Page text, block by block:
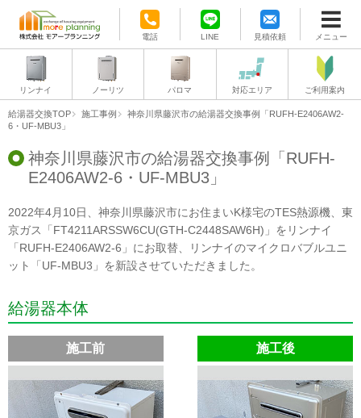
電話 LINE 見積依頼 メニュー
リンナイ ノーリツ パロマ 対応エリア ご利用案内
給湯器交換TOP 施工事例
神奈川県藤沢市の給湯器交換事例「RUFH-E2406AW2-
6・UF-MBU3」
神奈川県藤沢市の給湯器交換事例「RUFH-
E2406AW2-6・UF-MBU3」
2022年4月10日、神奈川県藤沢市にお住まいK様宅のTES熱源機、東
京ガス「FT4211ARSSW6CU(GTH-C2448SAW6H)」をリンナイ
「RUFH-E2406AW2-6」にお取替、リンナイのマイクロバブルユニ
ット「UF-MBU3」を新設させていただきました。
給湯器本体
施工前 施工後